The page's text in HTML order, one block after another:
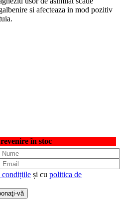
si afecteaza in mod pozitiv
în stoc
condițiile și cu politica de